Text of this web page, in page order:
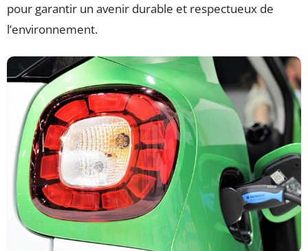
pour garantir un avenir durable et respectueux de
l’environnement.